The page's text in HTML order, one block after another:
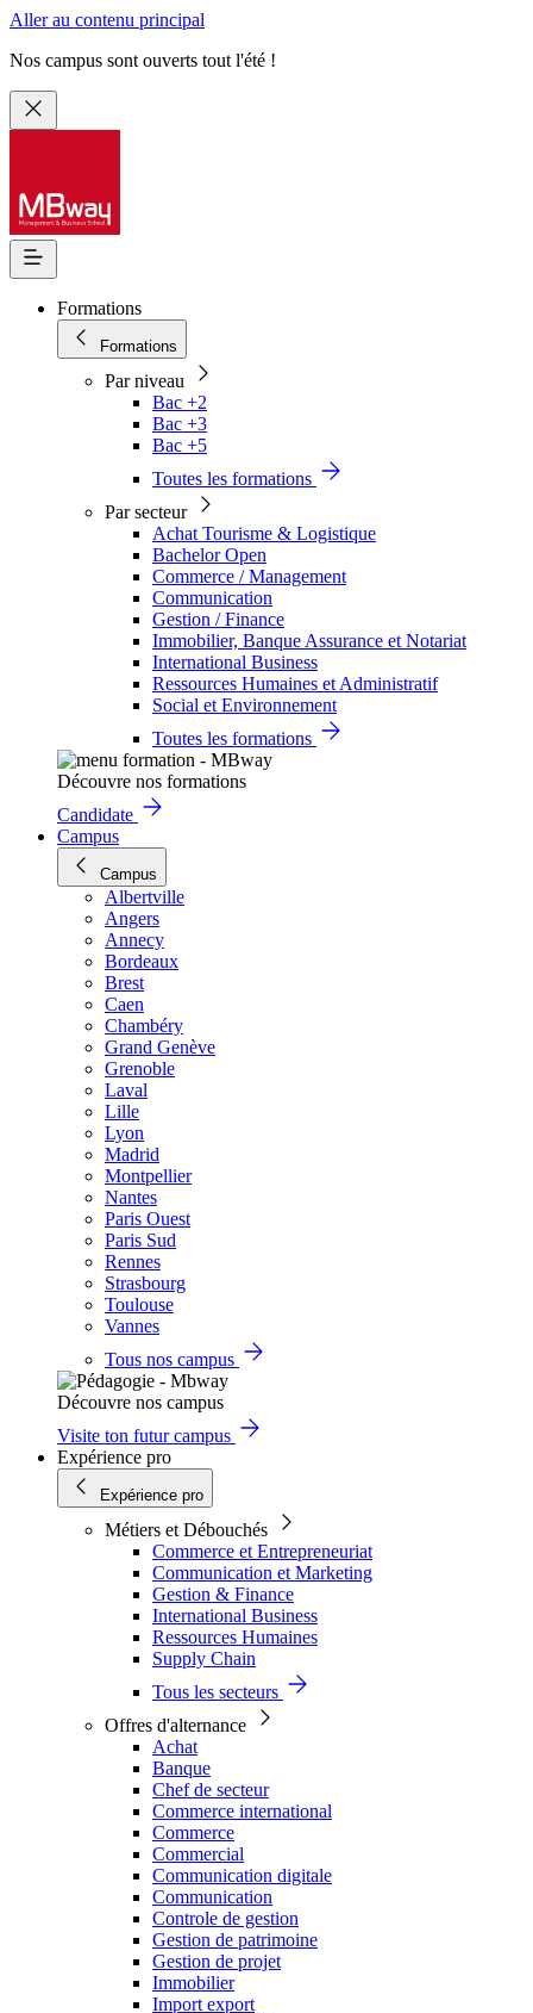
Aller au contenu principal
Nos campus sont ouverts tout l'été !
Formations
Formations
Par niveau
Bac +2
Bac +3
Bac +5
Toutes les formations
Par secteur
Achat Tourisme & Logistique
Bachelor Open
Commerce / Management
Communication
Gestion / Finance
Immobilier, Banque Assurance et Notariat
International Business
Ressources Humaines et Administratif
Social et Environnement
Toutes les formations
Découvre nos formations
Candidate
Campus
Campus
Albertville
Angers
Annecy
Bordeaux
Brest
Caen
Chambéry
Grand Genève
Grenoble
Laval
Lille
Lyon
Madrid
Montpellier
Nantes
Paris Ouest
Paris Sud
Rennes
Strasbourg
Toulouse
Vannes
Tous nos campus
Découvre nos campus
Visite ton futur campus
Expérience pro
Expérience pro
Métiers et Débouchés
Commerce et Entrepreneuriat
Communication et Marketing
Gestion & Finance
International Business
Ressources Humaines
Supply Chain
Tous les secteurs
Offres d'alternance
Achat
Banque
Chef de secteur
Commerce international
Commerce
Commercial
Communication digitale
Communication
Controle de gestion
Gestion de patrimoine
Gestion de projet
Immobilier
Import export